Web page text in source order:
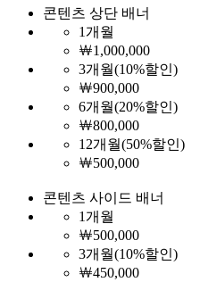
콘텐츠 상단 배너
1개월
￦1,000,000
3개월(10%할인)
￦900,000
6개월(20%할인)
￦800,000
12개월(50%할인)
￦500,000
콘텐츠 사이드 배너
1개월
￦500,000
3개월(10%할인)
￦450,000